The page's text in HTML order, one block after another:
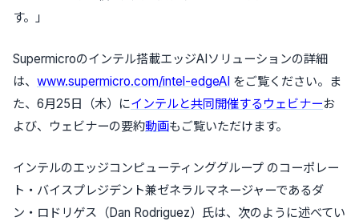
す。」
Supermicroのインテル搭載エッジAIソリューションの詳細
は、 www.supermicro.com/intel-edgeAI をご覧ください。ま
た、6月25日（木）にインテルと共同開催するウェビナーお
よび、ウェビナーの要約動画もご覧いただけます。
インテルのエッジコンピューティンググループ のコーポレー
ト・バイスプレジデント兼ゼネラルマネージャーであるダ
ン・ロドリゲス（Dan Rodriguez）氏は、次のように述べてい